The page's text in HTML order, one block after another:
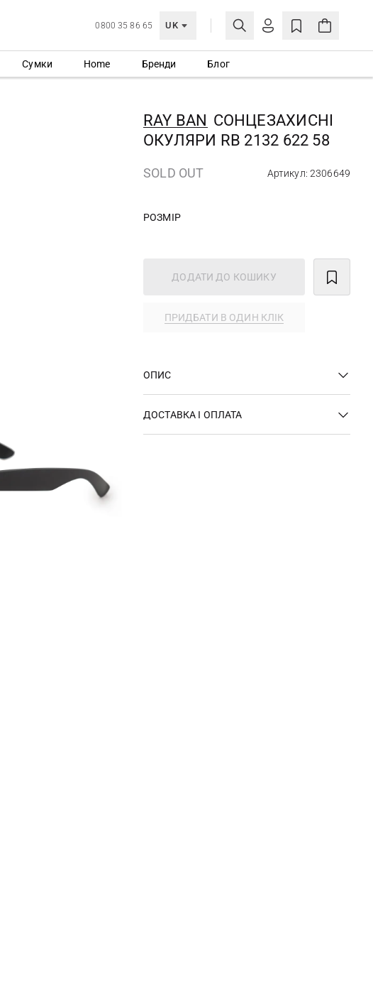
0800 35 86 65 UK
МОЯ ОБЛІКІВКА
Ще не зареєстровані?
СТВОРИТИ ОБЛІКІВКУ
Сумки Home Бренди Блог
RAY BAN СОНЦЕЗАХИСНІ
ОКУЛЯРИ RB 2132 622 58
SOLD OUT Артикул: 2306649
РОЗМІР
ДОДАТИ ДО КОШИКУ
ПРИДБАТИ В ОДИН КЛІК
ОПИС
ДОСТАВКА І ОПЛАТА